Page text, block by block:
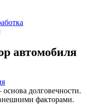
автомобиля
долговечности.
факторами.